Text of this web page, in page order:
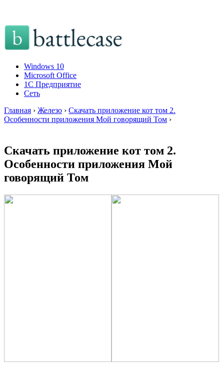
Windows 10
Microsoft Office
1C Предприятие
Сеть
Главная › Железо › Скачать приложение кот том 2.
Особенности приложения Мой говорящий Том ›
Скачать приложение кот том 2.
Особенности приложения Мой
говорящий Том